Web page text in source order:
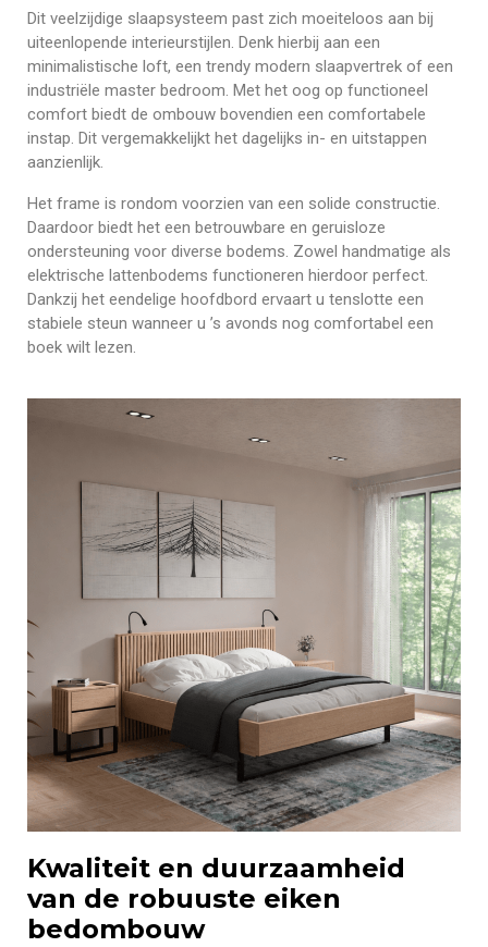
Dit veelzijdige slaapsysteem past zich moeiteloos aan bij
uiteenlopende interieurstijlen. Denk hierbij aan een
minimalistische loft, een trendy modern slaapvertrek of een
industriële master bedroom. Met het oog op functioneel
comfort biedt de ombouw bovendien een comfortabele
instap. Dit vergemakkelijkt het dagelijks in- en uitstappen
aanzienlijk.
Het frame is rondom voorzien van een solide constructie.
Daardoor biedt het een betrouwbare en geruisloze
ondersteuning voor diverse bodems. Zowel handmatige als
elektrische lattenbodems functioneren hierdoor perfect.
Dankzij het eendelige hoofdbord ervaart u tenslotte een
stabiele steun wanneer u ’s avonds nog comfortabel een
boek wilt lezen.
Kwaliteit en duurzaamheid
van de robuuste eiken
bedombouw